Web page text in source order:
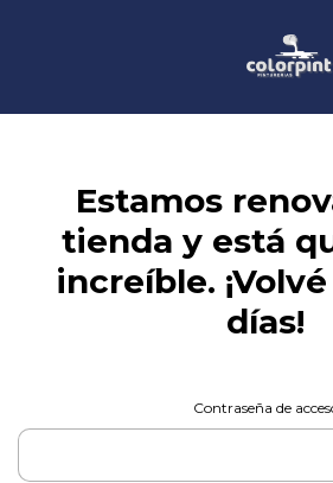
Estamos
tienda y está
increíble.
días!
Contraseña de